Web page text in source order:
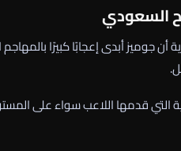
السعودي
أبدى إعجابًا كبيرًا
التي قدمها اللاعب سواء على